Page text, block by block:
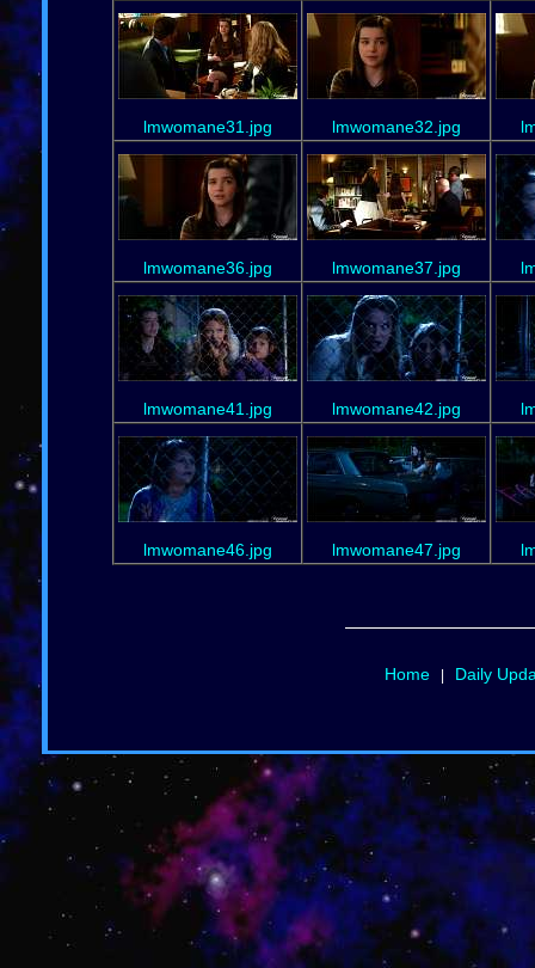
lmwomane31.jpg lmwomane32.jpg
lmwomane36.jpg lmwomane37.jpg
lmwomane41.jpg lmwomane42.jpg
lmwomane46.jpg lmwomane47.jpg
Home| Daily